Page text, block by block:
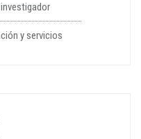
y servicios